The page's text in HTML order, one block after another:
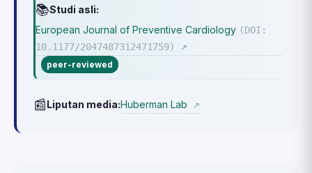
📚Studi asli:
European Journal of Preventive Cardiology (DOI:
10.1177/2047487312471759)
↗
peer-reviewed
📰Liputan media:Huberman Lab ↗